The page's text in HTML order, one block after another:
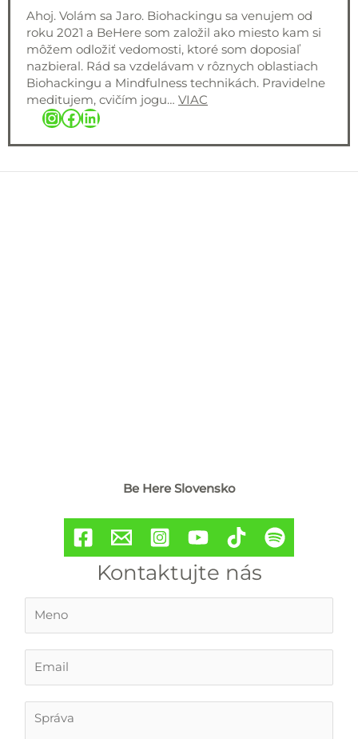
Ahoj. Volám sa Jaro. Biohackingu sa venujem od
roku 2021 a BeHere som založil ako miesto kam si
môžem odložiť vedomosti, ktoré som doposiaľ
nazbieral. Rád sa vzdelávam v rôznych oblastiach
Biohackingu a Mindfulness technikách. Pravidelne
meditujem, cvičím jogu… VIAC
Instagram
Facebook
LinkedIn
Be Here Slovensko
Kontaktujte nás